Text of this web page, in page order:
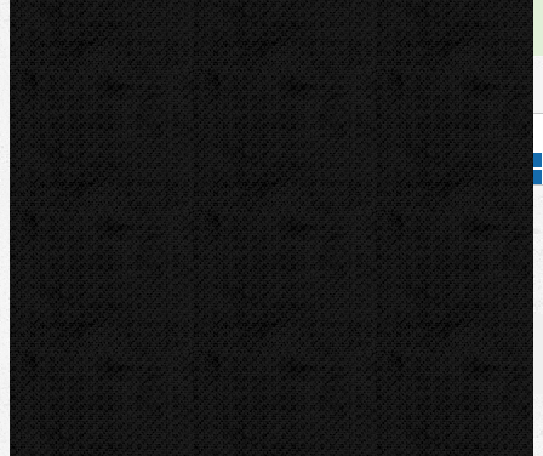
skladem
Množství:
Přidat do košíku
Kód zboží:
251125
Značka:
VIRAX
Popis
Zařazení
Komentáře (0)